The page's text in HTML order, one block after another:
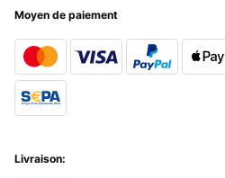
dalle foto spettacolare!Per ora lo
Utente Amazon
Traduire
Ottimo prodotto ed assistenza
Moyen de paiement
Livraison: